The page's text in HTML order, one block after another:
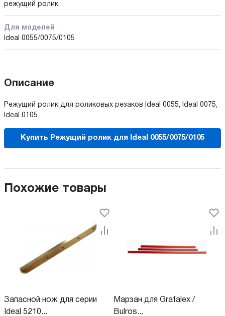
режущий ролик
Для моделей
Ideal 0055/0075/0105
Описание
Режущий ролик для роликовых резаков Ideal 0055, Ideal 0075,
Ideal 0105.
Купить Режущий ролик для Ideal 0055/0075/0105
Похожие товары
Запасной нож для серии
Ideal 5210...
Марзан для Grafalex /
Bulros...